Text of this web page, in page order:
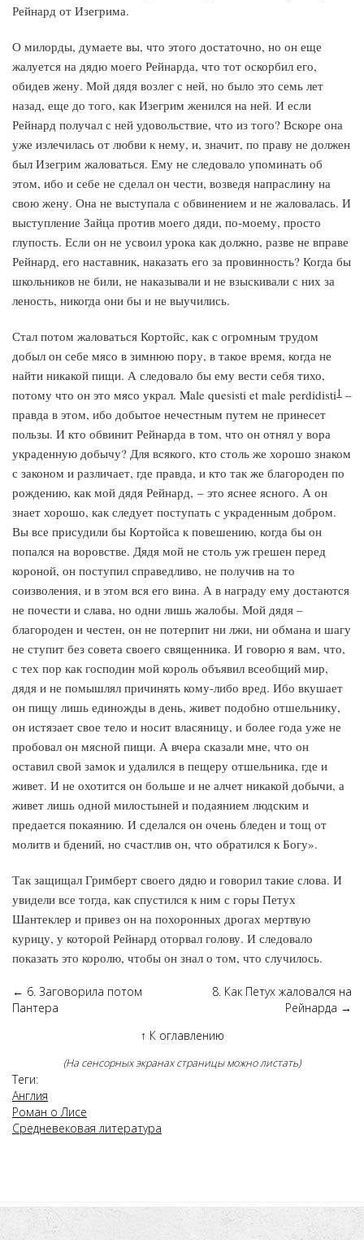
Рейнард от Изегрима.
О милорды, думаете вы, что этого достаточно, но он еще
жалуется на дядю моего Рейнарда, что тот оскорбил его,
обидев жену. Мой дядя возлег с ней, но было это семь лет
назад, еще до того, как Изегрим женился на ней. И если
Рейнард получал с ней удовольствие, что из того? Вскоре она
уже излечилась от любви к нему, и, значит, по праву не должен
был Изегрим жаловаться. Ему не следовало упоминать об
этом, ибо и себе не сделал он чести, возведя напраслину на
свою жену. Она не выступала с обвинением и не жаловалась. И
выступление Зайца против моего дяди, по-моему, просто
глупость. Если он не усвоил урока как должно, разве не вправе
Рейнард, его наставник, наказать его за провинность? Когда бы
школьников не били, не наказывали и не взыскивали с них за
леность, никогда они бы и не выучились.
Стал потом жаловаться Кортойс, как с огромным трудом
добыл он себе мясо в зимнюю пору, в такое время, когда не
найти никакой пищи. А следовало бы ему вести себя тихо,
потому что он это мясо украл. Male quesisti et male perdidisti1 –
правда в этом, ибо добытое нечестным путем не принесет
пользы. И кто обвинит Рейнарда в том, что он отнял у вора
украденную добычу? Для всякого, кто столь же хорошо знаком
с законом и различает, где правда, и кто так же благороден по
рождению, как мой дядя Рейнард, – это яснее ясного. А он
знает хорошо, как следует поступать с украденным добром.
Вы все присудили бы Кортойса к повешению, когда бы он
попался на воровстве. Дядя мой не столь уж грешен перед
короной, он поступил справедливо, не получив на то
соизволения, и в этом вся его вина. А в награду ему достаются
не почести и слава, но одни лишь жалобы. Мой дядя –
благороден и честен, он не потерпит ни лжи, ни обмана и шагу
не ступит без совета своего священника. И говорю я вам, что,
с тех пор как господин мой король объявил всеобщий мир,
дядя и не помышлял причинять кому-либо вред. Ибо вкушает
он пищу лишь единожды в день, живет подобно отшельнику,
он истязает свое тело и носит власяницу, и более года уже не
пробовал он мясной пищи. А вчера сказали мне, что он
оставил свой замок и удалился в пещеру отшельника, где и
живет. И не охотится он больше и не алчет никакой добычи, а
живет лишь одной милостыней и подаянием людским и
предается покаянию. И сделался он очень бледен и тощ от
молитв и бдений, но счастлив он, что обратился к Богу».
Так защищал Гримберт своего дядю и говорил такие слова. И
увидели все тогда, как спустился к ним с горы Петух
Шантеклер и привез он на похоронных дрогах мертвую
курицу, у которой Рейнард оторвал голову. И следовало
показать это королю, чтобы он знал о том, что случилось.
← 6. Заговорила потом
Пантера
8. Как Петух жаловался на
Рейнарда →
↑ К оглавлению
(На сенсорных экранах страницы можно листать)
Теги:
Англия
Роман о Лисе
Средневековая литература